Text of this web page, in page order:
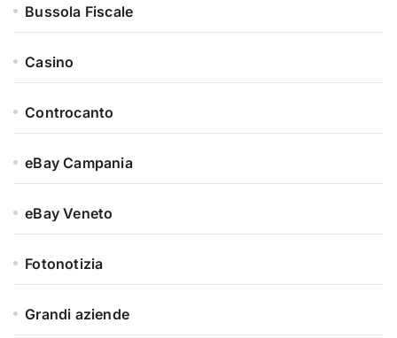
Bussola Fiscale
Casino
Controcanto
eBay Campania
eBay Veneto
Fotonotizia
Grandi aziende